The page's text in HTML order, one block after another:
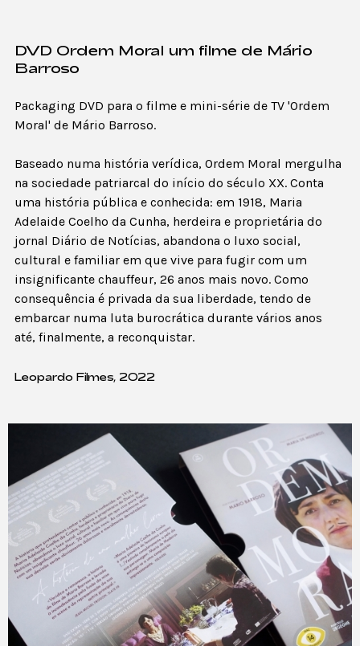
DVD Ordem Moral um filme de Mário
Barroso
Packaging DVD para o filme e mini-série de TV 'Ordem
Moral' de Mário Barroso.
Baseado numa história verídica, Ordem Moral mergulha
na sociedade patriarcal do início do século XX. Conta
uma história pública e conhecida: em 1918, Maria
Adelaide Coelho da Cunha, herdeira e proprietária do
jornal Diário de Notícias, abandona o luxo social,
cultural e familiar em que vive para fugir com um
insignificante chauffeur, 26 anos mais novo. Como
consequência é privada da sua liberdade, tendo de
embarcar numa luta burocrática durante vários anos
até, finalmente, a reconquistar.
Leopardo Filmes, 2022